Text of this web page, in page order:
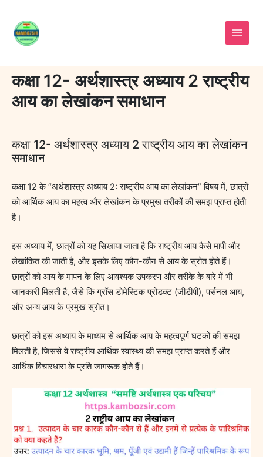
content
कक्षा 12- अर्थशास्त्र अध्याय 2 राष्ट्रीय
आय का लेखांकन समाधान
कक्षा 12- अर्थशास्त्र अध्याय 2 राष्ट्रीय आय का लेखांकन
समाधान
कक्षा 12 के “अर्थशास्त्र अध्याय 2: राष्ट्रीय आय का लेखांकन” विषय में, छात्रों
को आर्थिक आय का महत्व और लेखांकन के प्रमुख तरीकों की समझ प्राप्त होती
है।
इस अध्याय में, छात्रों को यह सिखाया जाता है कि राष्ट्रीय आय कैसे मापी और
लेखांकित की जाती है, और इसके लिए कौन-कौन से आय के स्रोत होते हैं।
छात्रों को आय के मापन के लिए आवश्यक उपकरण और तरीके के बारे में भी
जानकारी मिलती है, जैसे कि ग्रॉस डोमेस्टिक प्रोडक्ट (जीडीपी), पर्सनल आय,
और अन्य आय के प्रमुख स्रोत।
छात्रों को इस अध्याय के माध्यम से आर्थिक आय के महत्वपूर्ण घटकों की समझ
मिलती है, जिससे वे राष्ट्रीय आर्थिक स्वास्थ्य की समझ प्राप्त करते हैं और
आर्थिक विचारधारा के प्रति जागरूक होते हैं।